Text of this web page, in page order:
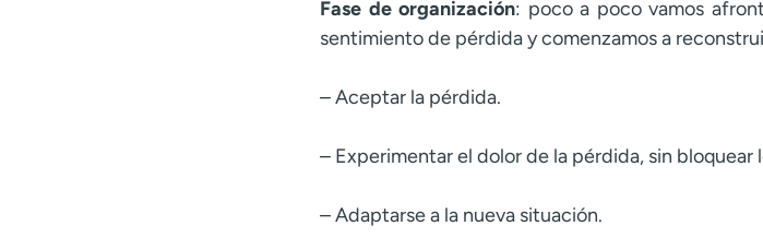
Fase de organización: poco a poco vamos
sentimiento de pérdida y comenzamos a
– Aceptar la pérdida.
– Experimentar el dolor de la pérdida, sin bloquear
– Adaptarse a la nueva situación.